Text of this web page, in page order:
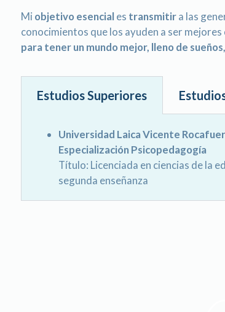
Mi objetivo esencial es transmitira las
conocimientos que los ayuden a ser
para tener un mundo mejor, lleno de
Estudios Superiores
Universidad Laica Vicente
Especialización Psicopedagogía
Título: Licenciada en ciencias de la
segunda enseñanza